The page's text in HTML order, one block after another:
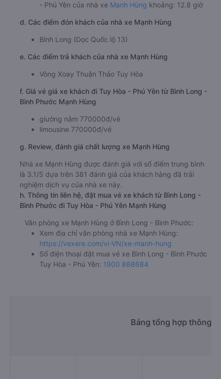
- Phú Yên của nhà xe Mạnh Hùng khoảng: 12.8 giờ
d. Các điểm đón khách của nhà xe Mạnh Hùng
Bình Long (Dọc Quốc lộ 13)
e. Các điểm trả khách của nhà xe Mạnh Hùng
Vòng Xoay Thuận Thảo Tuy Hòa
f. Giá vé giá xe khách đi Tuy Hòa - Phú Yên từ Bình Long -
Bình Phước Mạnh Hùng
giường nằm 770000đ/vé
limousine 770000đ/vé
g. Review, đánh giá chất lượng xe Mạnh Hùng
Nhà xe Mạnh Hùng được đánh giá với số điểm trung bình
là 3.1/5 dựa trên 381 đánh giá của khách hàng đã trải
nghiệm dịch vụ của nhà xe này.
h. Thông tin liên hệ, đặt mua vé xe khách từ Bình Long -
Bình Phước đi Tuy Hòa - Phú Yên Mạnh Hùng
Văn phòng xe Mạnh Hùng ở Bình Long - Bình Phước:
Xem địa chỉ văn phòng nhà xe Mạnh Hùng:
https://vexere.com/vi-VN/xe-manh-hung
Số điện thoại đặt mua vé xe Bình Long - Bình Phước
Tuy Hòa - Phú Yên: 1900 888684
Bảng tổng hợp thông